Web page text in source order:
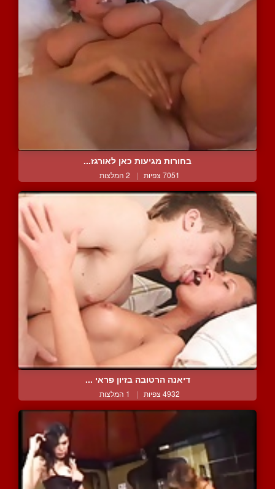
בחורות מגיעות כאן לאורגז...
7051 צפיות | 2 המלצות
דיאנה הרטובה בזיון פראי ...
4932 צפיות | 1 המלצות